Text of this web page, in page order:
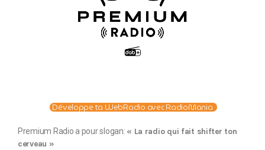
Développe ta WebRadio avec RadioMania
Premium Radio a pour slogan: « La radio qui fait shifter ton
cerveau »